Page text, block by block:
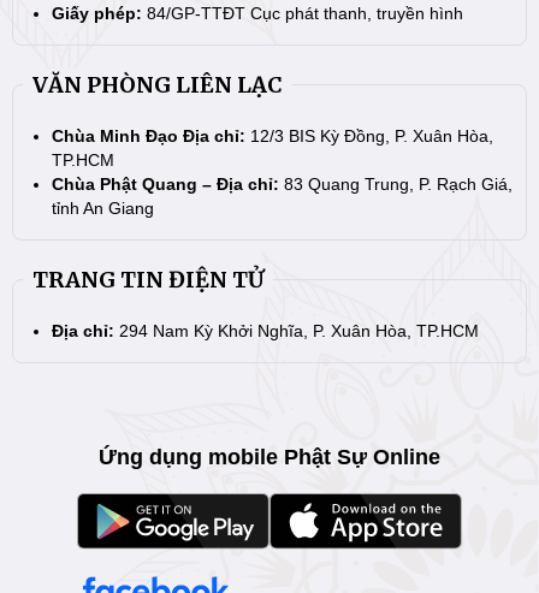
Giấy phép: 84/GP-TTĐT Cục phát thanh, truyền hình
VĂN PHÒNG LIÊN LẠC
Chùa Minh Đạo Địa chỉ: 12/3 BIS Kỳ Đồng, P. Xuân Hòa,
TP.HCM
Chùa Phật Quang – Địa chỉ: 83 Quang Trung, P. Rạch Giá,
tỉnh An Giang
TRANG TIN ĐIỆN TỬ
Địa chỉ: 294 Nam Kỳ Khởi Nghĩa, P. Xuân Hòa, TP.HCM
Ứng dụng mobile Phật Sự Online